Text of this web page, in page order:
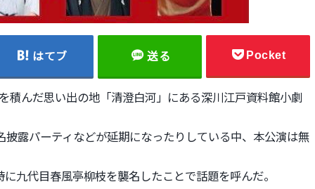
はてブ 送る Pocket
積んだ思い出の地「清澄白河」にある深川江戸資料館小劇
披露パーティなどが延期になったりしている中、本公演は無
九代目春風亭柳枝を襲名したことで話題を呼んだ。